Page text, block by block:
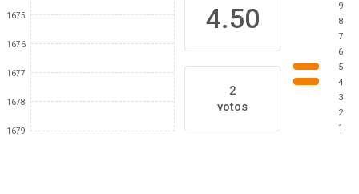
1675
1676
1677
1678
1679
4.50
2
votos
9
8
7
6
5
4
3
2
1